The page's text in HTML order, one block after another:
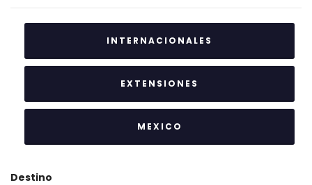
INTERNACIONALES
EXTENSIONES
MEXICO
Destino